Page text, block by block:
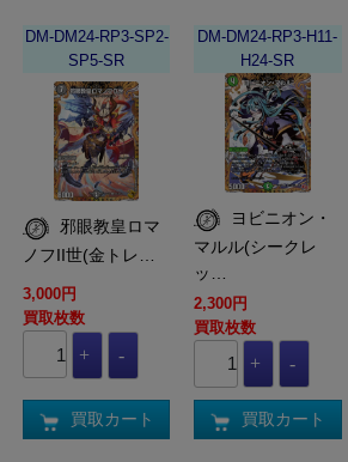
DM-DM24-RP3-SP2-
SP5-SR
ノフII世(金トレ…
3,000円
買取枚数
買取カート
DM-DM24-RP3-H11-
H24-SR
マルル(シークレ
ッ…
2,300円
買取枚数
買取カート